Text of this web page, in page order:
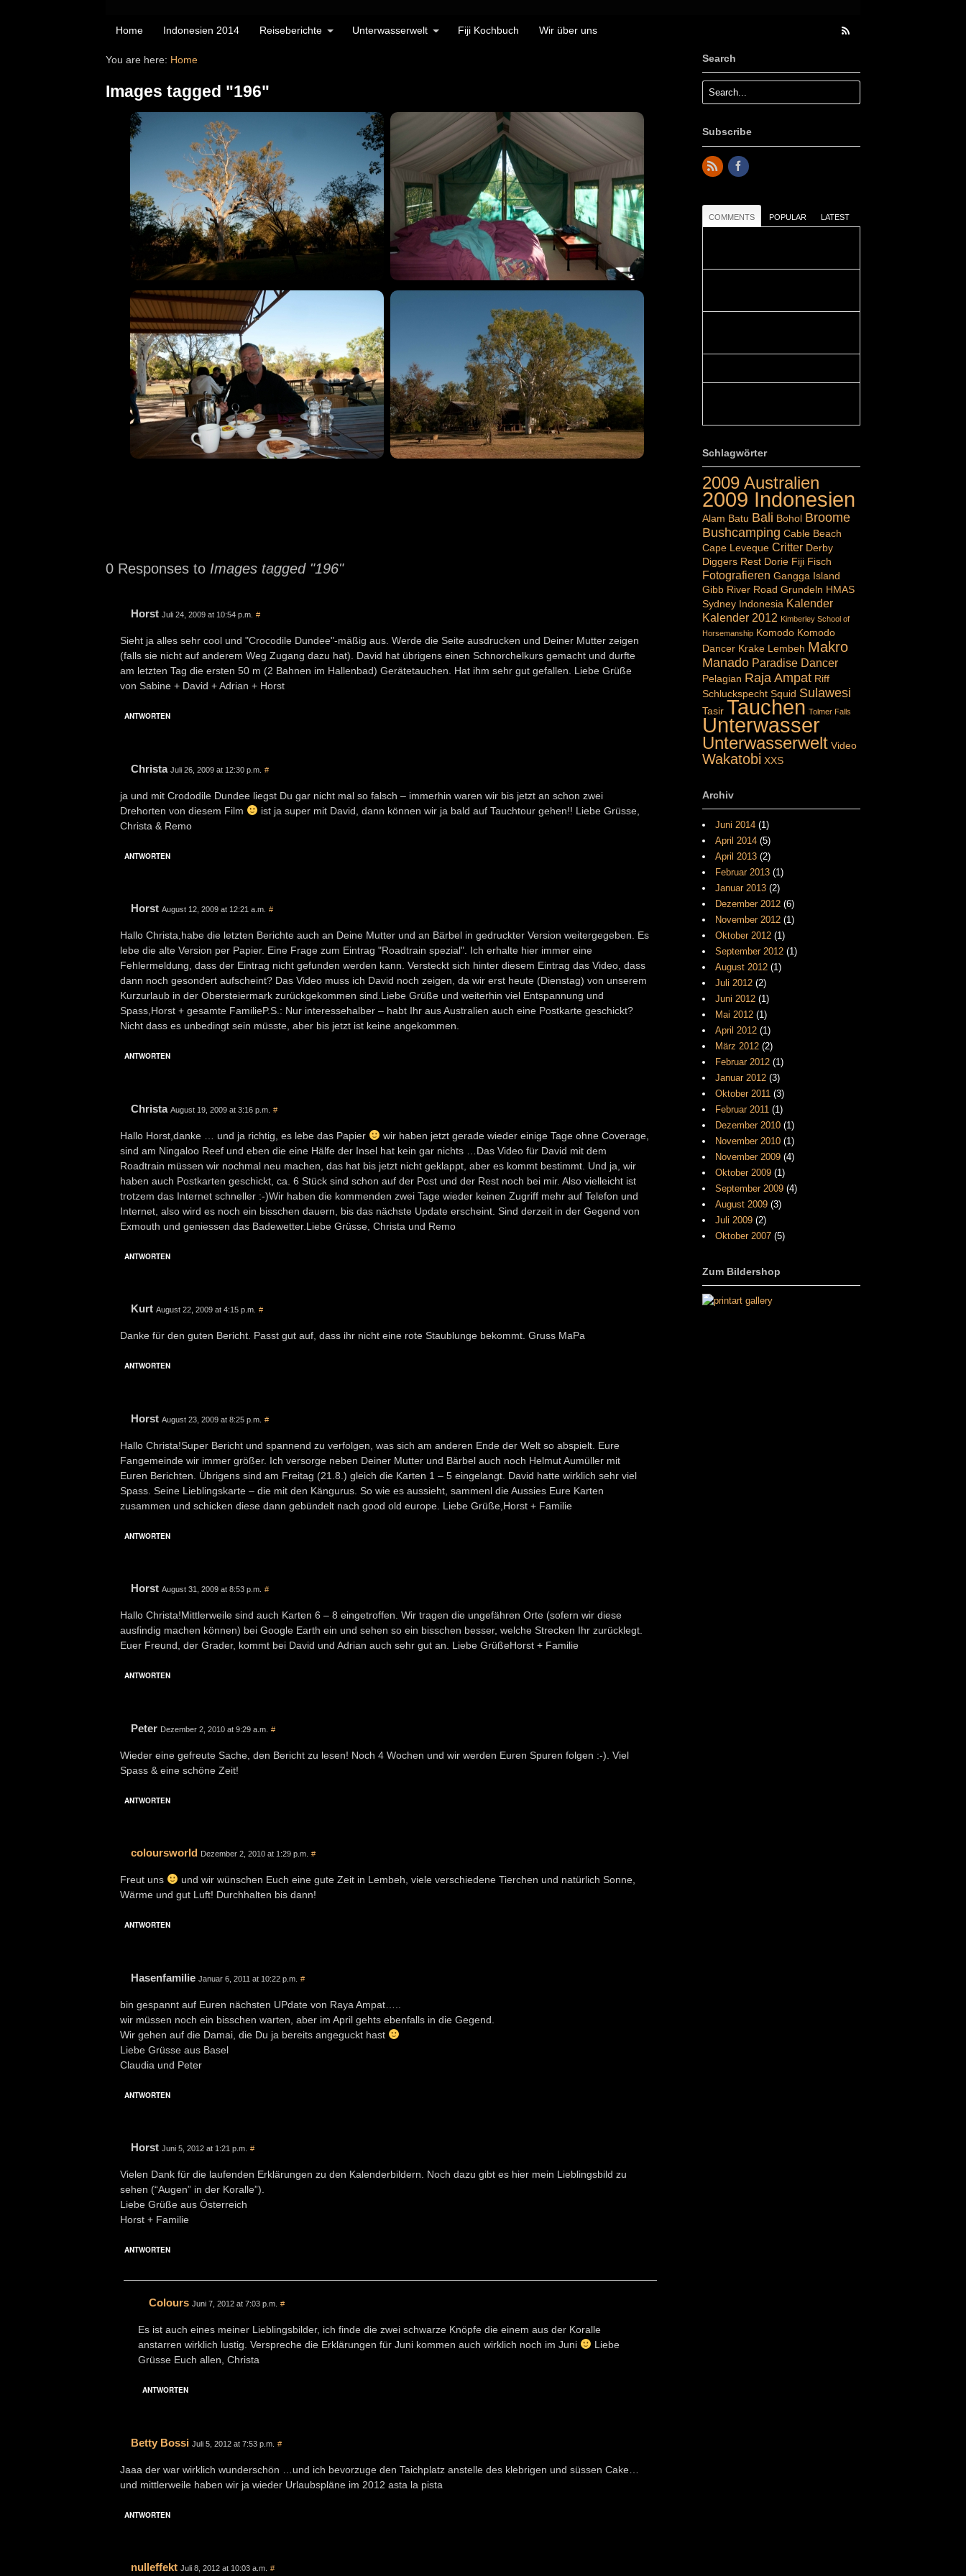
Home Indonesien 2014 Reiseberichte Unterwasserwelt Fiji Kochbuch Wir über uns
You are here: Home
Images tagged "196"
0 Responses to Images tagged "196"
Horst Juli 24, 2009 at 10:54 p.m. #
Sieht ja alles sehr cool und "Crocodile Dundee"-mäßig aus. Werde die Seite ausdrucken und Deiner Mutter zeigen
(falls sie nicht auf anderem Weg Zugang dazu hat). David hat übrigens einen Schnorchelkurs gemacht und durfte
am letzten Tag die ersten 50 m (2 Bahnen im Hallenbad) Gerätetauchen. Hat ihm sehr gut gefallen. Liebe Grüße
von Sabine + David + Adrian + Horst
ANTWORTEN
Christa Juli 26, 2009 at 12:30 p.m. #
ja und mit Crododile Dundee liegst Du gar nicht mal so falsch – immerhin waren wir bis jetzt an schon zwei
Drehorten von diesem Film
ist ja super mit David, dann können wir ja bald auf Tauchtour gehen!! Liebe Grüsse,
Christa & Remo
ANTWORTEN
Horst August 12, 2009 at 12:21 a.m. #
Hallo Christa,habe die letzten Berichte auch an Deine Mutter und an Bärbel in gedruckter Version weitergegeben. Es
lebe die alte Version per Papier. Eine Frage zum Eintrag "Roadtrain spezial". Ich erhalte hier immer eine
Fehlermeldung, dass der Eintrag nicht gefunden werden kann. Versteckt sich hinter diesem Eintrag das Video, dass
dann noch gesondert aufscheint? Das Video muss ich David noch zeigen, da wir erst heute (Dienstag) von unserem
Kurzurlaub in der Obersteiermark zurückgekommen sind.Liebe Grüße und weiterhin viel Entspannung und
Spass,Horst + gesamte FamilieP.S.: Nur interessehalber – habt Ihr aus Australien auch eine Postkarte geschickt?
Nicht dass es unbedingt sein müsste, aber bis jetzt ist keine angekommen.
ANTWORTEN
Christa August 19, 2009 at 3:16 p.m. #
Hallo Horst,danke … und ja richtig, es lebe das Papier
wir haben jetzt gerade wieder einige Tage ohne Coverage,
sind am Ningaloo Reef und eben die eine Hälfe der Insel hat kein gar nichts …Das Video für David mit dem
Roadtrain müssen wir nochmal neu machen, das hat bis jetzt nicht geklappt, aber es kommt bestimmt. Und ja, wir
haben auch Postkarten geschickt, ca. 6 Stück sind schon auf der Post und der Rest noch bei mir. Also vielleicht ist
trotzem das Internet schneller :-)Wir haben die kommenden zwei Tage wieder keinen Zugriff mehr auf Telefon und
Internet, also wird es noch ein bisschen dauern, bis das nächste Update erscheint. Sind derzeit in der Gegend von
Exmouth und geniessen das Badewetter.Liebe Grüsse, Christa und Remo
ANTWORTEN
Kurt August 22, 2009 at 4:15 p.m. #
Danke für den guten Bericht. Passt gut auf, dass ihr nicht eine rote Staublunge bekommt. Gruss MaPa
ANTWORTEN
Horst August 23, 2009 at 8:25 p.m. #
Hallo Christa!Super Bericht und spannend zu verfolgen, was sich am anderen Ende der Welt so abspielt. Eure
Fangemeinde wir immer größer. Ich versorge neben Deiner Mutter und Bärbel auch noch Helmut Aumüller mit
Euren Berichten. Übrigens sind am Freitag (21.8.) gleich die Karten 1 – 5 eingelangt. David hatte wirklich sehr viel
Spass. Seine Lieblingskarte – die mit den Kängurus. So wie es aussieht, sammenl die Aussies Eure Karten
zusammen und schicken diese dann gebündelt nach good old europe. Liebe Grüße,Horst + Familie
ANTWORTEN
Horst August 31, 2009 at 8:53 p.m. #
Hallo Christa!Mittlerweile sind auch Karten 6 – 8 eingetroffen. Wir tragen die ungefähren Orte (sofern wir diese
ausfindig machen können) bei Google Earth ein und sehen so ein bisschen besser, welche Strecken Ihr zurücklegt.
Euer Freund, der Grader, kommt bei David und Adrian auch sehr gut an. Liebe GrüßeHorst + Familie
ANTWORTEN
Peter Dezember 2, 2010 at 9:29 a.m. #
Wieder eine gefreute Sache, den Bericht zu lesen! Noch 4 Wochen und wir werden Euren Spuren folgen :-). Viel
Spass & eine schöne Zeit!
ANTWORTEN
coloursworld Dezember 2, 2010 at 1:29 p.m. #
Freut uns
und wir wünschen Euch eine gute Zeit in Lembeh, viele verschiedene Tierchen und natürlich Sonne,
Wärme und gut Luft! Durchhalten bis dann!
ANTWORTEN
Hasenfamilie Januar 6, 2011 at 10:22 p.m. #
bin gespannt auf Euren nächsten UPdate von Raya Ampat…..
wir müssen noch ein bisschen warten, aber im April gehts ebenfalls in die Gegend.
Wir gehen auf die Damai, die Du ja bereits angeguckt hast
Liebe Grüsse aus Basel
Claudia und Peter
ANTWORTEN
Horst Juni 5, 2012 at 1:21 p.m. #
Vielen Dank für die laufenden Erklärungen zu den Kalenderbildern. Noch dazu gibt es hier mein Lieblingsbild zu
sehen (“Augen” in der Koralle”).
Liebe Grüße aus Österreich
Horst + Familie
ANTWORTEN
Colours Juni 7, 2012 at 7:03 p.m. #
Es ist auch eines meiner Lieblingsbilder, ich finde die zwei schwarze Knöpfe die einem aus der Koralle
anstarren wirklich lustig. Verspreche die Erklärungen für Juni kommen auch wirklich noch im Juni
Liebe
Grüsse Euch allen, Christa
ANTWORTEN
Betty Bossi Juli 5, 2012 at 7:53 p.m. #
Jaaa der war wirklich wunderschön …und ich bevorzuge den Taichplatz anstelle des klebrigen und süssen Cake…
und mittlerweile haben wir ja wieder Urlaubspläne im 2012 asta la pista
ANTWORTEN
nulleffekt Juli 8, 2012 at 10:03 a.m. #
Search
Subscribe
COMMENTS POPULAR LATEST
Schlagwörter
2009 Australien
2009 Indonesien
Alam Batu Bali Bohol Broome
Bushcamping Cable Beach
Cape Leveque Critter Derby
Diggers Rest Dorie Fiji Fisch
Fotografieren Gangga Island
Gibb River Road Grundeln HMAS
Sydney Indonesia Kalender
Kalender 2012 Kimberley School of
Horsemanship Komodo Komodo
Dancer Krake Lembeh Makro
Manado Paradise Dancer
Pelagian Raja Ampat Riff
Schluckspecht Squid Sulawesi
Tasir Tauchen Tolmer Falls
Unterwasser
Unterwasserwelt Video
Wakatobi XXS
Archiv
Juni 2014(1)
April 2014(5)
April 2013(2)
Februar 2013(1)
Januar 2013(2)
Dezember 2012(6)
November 2012(1)
Oktober 2012(1)
September 2012(1)
August 2012(1)
Juli 2012(2)
Juni 2012(1)
Mai 2012(1)
April 2012(1)
März 2012(2)
Februar 2012(1)
Januar 2012(3)
Oktober 2011(3)
Februar 2011(1)
Dezember 2010(1)
November 2010(1)
November 2009(4)
Oktober 2009(1)
September 2009(4)
August 2009(3)
Juli 2009(2)
Oktober 2007(5)
Zum Bildershop